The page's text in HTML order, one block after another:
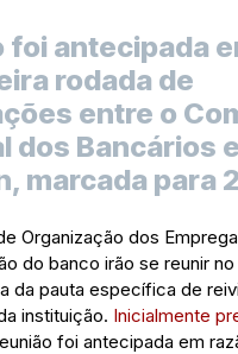
foi antecipada
rodada de
entre o
dos Bancários
marcada para
Organização dos
do banco irão se reunir no
da pauta específica de
instituição. Inicialmente
foi antecipada em